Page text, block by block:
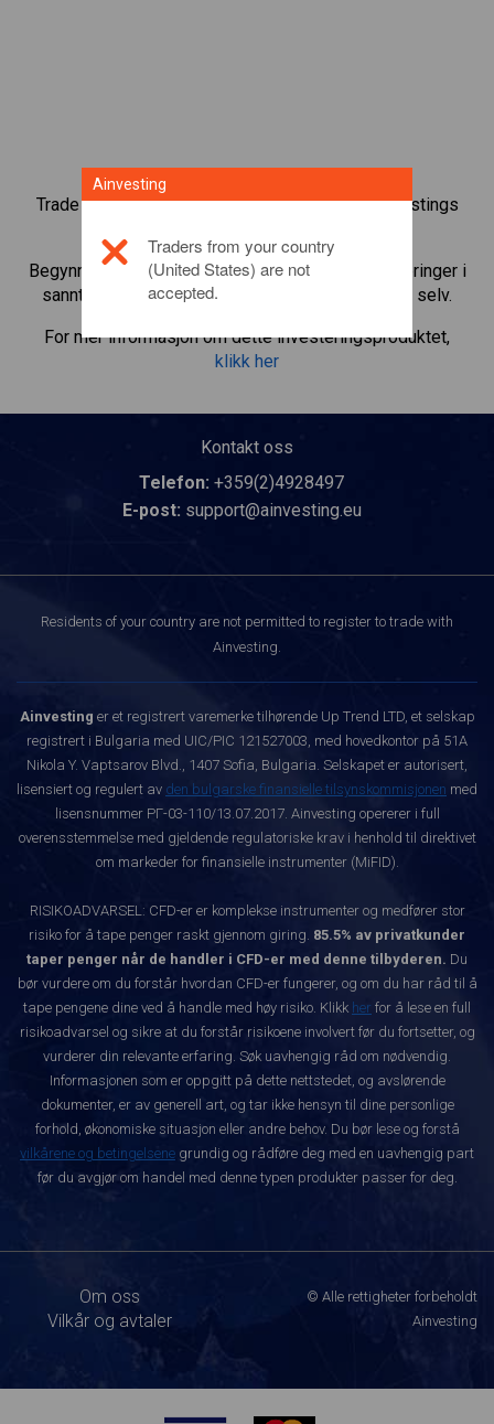
Trade over 1000 internasjonale aksjer med Ainvestings
Begynn å trade CFD-er iComputershare
. Få noteringer i
sanntid og motta utbytte som om du eide aksjen selv.
For mer informasjon om dette investeringsproduktet,
klikk her
Kontakt oss
Telefon: +359(2)4928497
E-post: support@ainvesting.eu
Residents of your country are not permitted to register to trade with
Ainvesting.
Ainvesting er et registrert varemerke tilhørende Up Trend LTD, et selskap
registrert i Bulgaria med UIC/PIC 121527003, med hovedkontor på 51A
Nikola Y. Vaptsarov Blvd., 1407 Sofia, Bulgaria. Selskapet er autorisert,
lisensiert og regulert av den bulgarske finansielle tilsynskommisjonen med
lisensnummer РГ-03-110/13.07.2017. Ainvesting opererer i full
overensstemmelse med gjeldende regulatoriske krav i henhold til direktivet
om markeder for finansielle instrumenter (MiFID).
RISIKOADVARSEL: CFD-er er komplekse instrumenter og medfører stor
risiko for å tape penger raskt gjennom giring. 85.5% av privatkunder
taper penger når de handler i CFD-er med denne tilbyderen. Du
bør vurdere om du forstår hvordan CFD-er fungerer, og om du har råd til å
tape pengene dine ved å handle med høy risiko. Klikk her for å lese en full
risikoadvarsel og sikre at du forstår risikoene involvert før du fortsetter, og
vurderer din relevante erfaring. Søk uavhengig råd om nødvendig.
Informasjonen som er oppgitt på dette nettstedet, og avslørende
dokumenter, er av generell art, og tar ikke hensyn til dine personlige
forhold, økonomiske situasjon eller andre behov. Du bør lese og forstå
vilkårene og betingelsene grundig og rådføre deg med en uavhengig part
før du avgjør om handel med denne typen produkter passer for deg.
Om oss
Vilkår og avtaler
© Alle rettigheter forbeholdt
Ainvesting
Ainvesting
Traders from your country
(United States) are not
accepted.